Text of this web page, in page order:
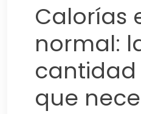
Calorías
normal:
cantidad
que